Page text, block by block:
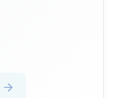
arrow_forward